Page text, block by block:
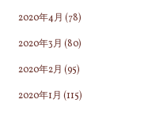
2020年4月 (78)
2020年3月 (80)
2020年2月 (95)
2020年1月 (115)